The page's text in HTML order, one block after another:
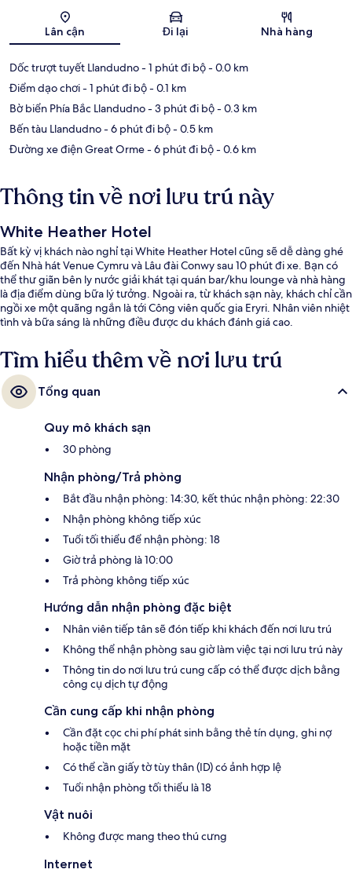
Bản đồ
Lân cận Đi lại Nhà hàng
Dốc trượt tuyết Llandudno- 1 phút đi bộ- 0.0 km
Điểm dạo chơi- 1 phút đi bộ- 0.1 km
Bờ biển Phía Bắc Llandudno- 3 phút đi bộ- 0.3 km
Bến tàu Llandudno- 6 phút đi bộ- 0.5 km
Đường xe điện Great Orme- 6 phút đi bộ- 0.6 km
Thông tin về nơi lưu trú này
White Heather Hotel
Bất kỳ vị khách nào nghỉ tại White Heather Hotel cũng sẽ dễ dàng ghé
đến Nhà hát Venue Cymru và Lâu đài Conwy sau 10 phút đi xe. Bạn có
thể thư giãn bên ly nước giải khát tại quán bar/khu lounge và nhà hàng
là địa điểm dùng bữa lý tưởng. Ngoài ra, từ khách sạn này, khách chỉ cần
ngồi xe một quãng ngắn là tới Công viên quốc gia Eryri. Nhân viên nhiệt
tình và bữa sáng là những điều được du khách đánh giá cao.
Tìm hiểu thêm về nơi lưu trú
Tổng quan
Quy mô khách sạn
30 phòng
Nhận phòng/Trả phòng
Bắt đầu nhận phòng: 14:30, kết thúc nhận phòng: 22:30
Nhận phòng không tiếp xúc
Tuổi tối thiểu để nhận phòng: 18
Giờ trả phòng là 10:00
Trả phòng không tiếp xúc
Hướng dẫn nhận phòng đặc biệt
Nhân viên tiếp tân sẽ đón tiếp khi khách đến nơi lưu trú
Không thể nhận phòng sau giờ làm việc tại nơi lưu trú này
Thông tin do nơi lưu trú cung cấp có thể được dịch bằng
công cụ dịch tự động
Cần cung cấp khi nhận phòng
Cần đặt cọc chi phí phát sinh bằng thẻ tín dụng, ghi nợ
hoặc tiền mặt
Có thể cần giấy tờ tùy thân (ID) có ảnh hợp lệ
Tuổi nhận phòng tối thiểu là 18
Vật nuôi
Không được mang theo thú cưng
Internet